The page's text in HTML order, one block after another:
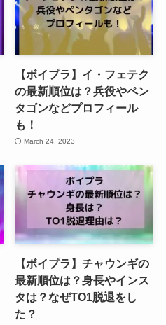
【ボイプラ】イ・フェテク
の最新順位は？兵役やペン
タゴンなどプロフィール
も！
March 24, 2023
【ボイプラ】チャウンギの
最新順位は？身長やインス
タは？なぜTO1脱退をし
た？